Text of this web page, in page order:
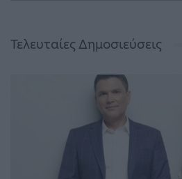
Τελευταίες Δημοσιεύσεις